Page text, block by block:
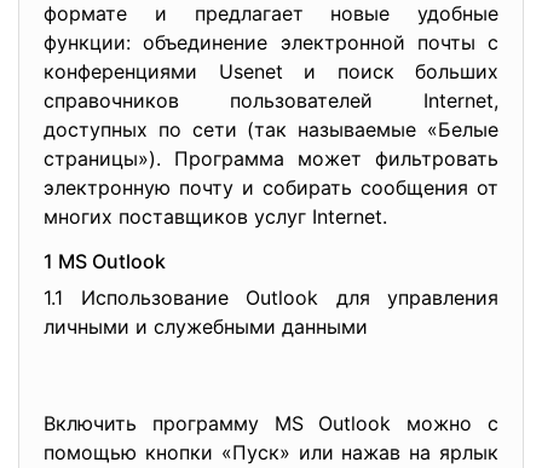
формате и предлагает новые удобные
функции: объединение электронной почты с
конференциями Usenet и поиск больших
справочников пользователей Internet,
доступных по сети (так называемые «Белые
страницы»). Программа может фильтровать
электронную почту и собирать сообщения от
многих поставщиков услуг Internet.
1 MS Outlook
1.1 Использование Outlook для управления
личными и служебными данными
Включить программу MS Outlook можно с
помощью кнопки «Пуск» или нажав на ярлык